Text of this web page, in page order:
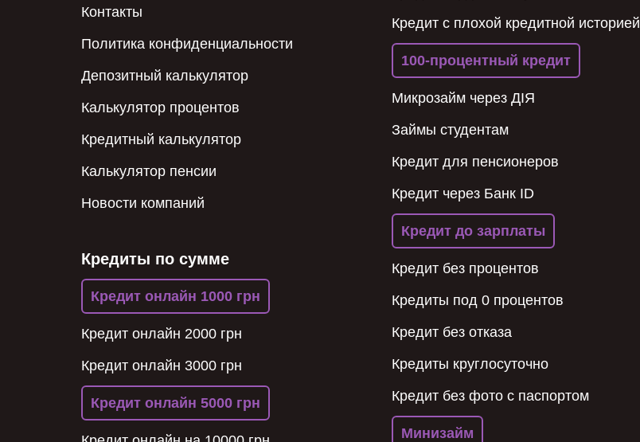
Контакты
Политика конфиденциальности
Депозитный калькулятор
Калькулятор процентов
Кредитный калькулятор
Калькулятор пенсии
Новости компаний
Кредиты по сумме
Кредит онлайн 1000 грн
Кредит онлайн 2000 грн
Кредит онлайн 3000 грн
Кредит онлайн 5000 грн
Кредит с плохой кредитной историей
100-процентный кредит
Микрозайм через ДІЯ
Займы студентам
Кредит для пенсионеров
Кредит через Банк ID
Кредит до зарплаты
Кредит без процентов
Кредиты под 0 процентов
Кредит без отказа
Кредиты круглосуточно
Кредит без фото с паспортом
Минизайм